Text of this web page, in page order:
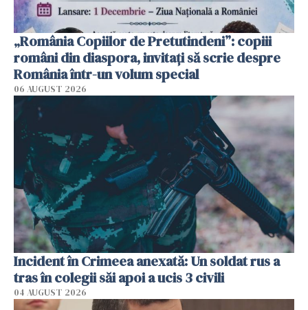
„România Copiilor de Pretutindeni”: copiii
români din diaspora, invitați să scrie despre
România într-un volum special
06 AUGUST 2026
Incident în Crimeea anexată: Un soldat rus a
tras în colegii săi apoi a ucis 3 civili
04 AUGUST 2026